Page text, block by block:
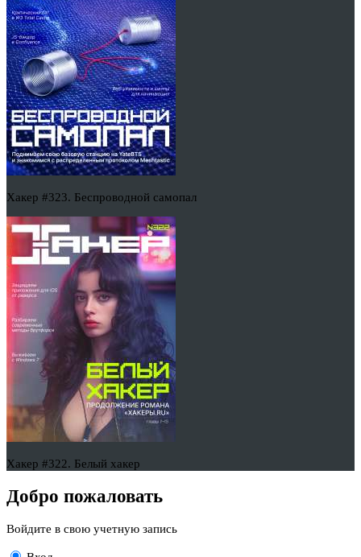
Хакер #323. Беспроводной самопал
Хакер #322. Белый хакер
Добро пожаловать
Войдите в свою учетную запись